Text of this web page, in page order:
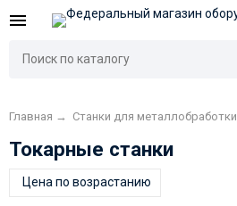
Главная → Станки для металлобработки
Токарные станки
Цена по возрастанию